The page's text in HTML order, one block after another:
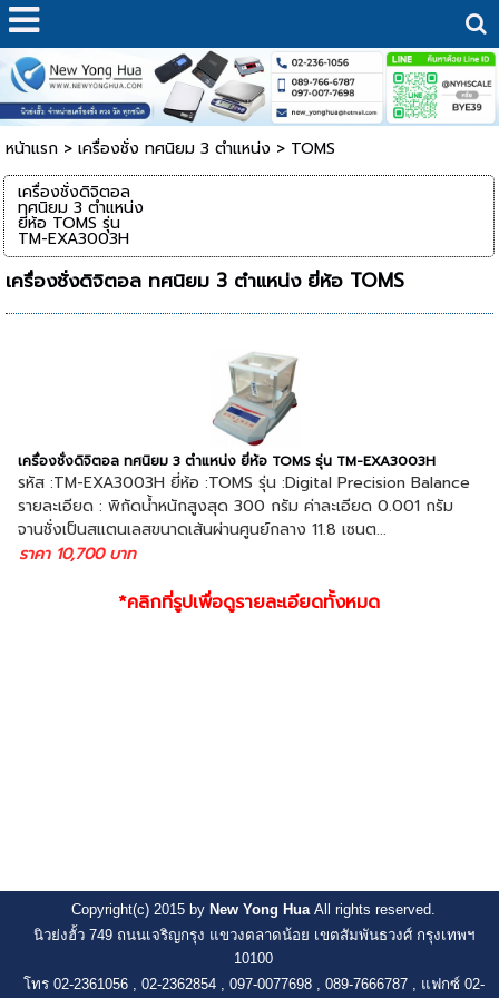
หน้าแรก> เครื่องชั่ง ทศนิยม 3 ตำแหน่ง > TOMS
เครื่องชั่งดิจิตอล
ทศนิยม 3 ตำแหน่ง
ยี่ห้อ TOMS รุ่น
TM-EXA3003H
เครื่องชั่งดิจิตอล ทศนิยม 3 ตำแหน่ง ยี่ห้อ TOMS
เครื่องชั่งดิจิตอล ทศนิยม 3 ตำแหน่ง ยี่ห้อ TOMS รุ่น TM-EXA3003H
รหัส :TM-EXA3003H ยี่ห้อ :TOMS รุ่น :Digital Precision Balance
รายละเอียด : พิกัดน้ำหนักสูงสุด 300 กรัม ค่าละเอียด 0.001 กรัม
จานชั่งเป็นสแตนเลสขนาดเส้นผ่านศูนย์กลาง 11.8 เซนต...
ราคา 10,700 บาท
*คลิกที่รูปเพื่อดูรายละเอียดทั้งหมด
Copyright(c) 2015 by New Yong HuaAll rights reserved.
นิวย่งฮั้ว 749 ถนนเจริญกรุง แขวงตลาดน้อย เขตสัมพันธวงศ์ กรุงเทพฯ
10100
โทร 02-2361056 , 02-2362854 , 097-0077698, 089-7666787 , แฟกซ์ 02-